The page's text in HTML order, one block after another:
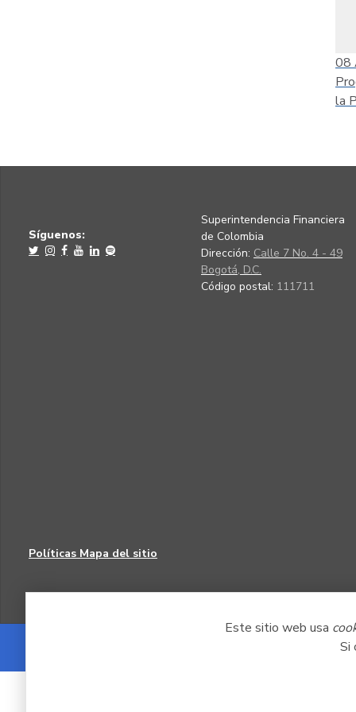
Este sitio web usa
Si
08
la
Síguenos:
Superintendencia Financiera
de Colombia
Dirección: Calle 7 No. 4 - 49
Bogotá, D.C.
Código postal: 111711
Políticas Mapa del sitio